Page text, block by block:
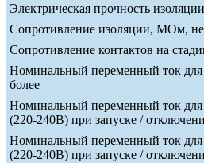
Электрическая прочность
Сопротивление изоляции, МОм,
Сопротивление контактов на
Номинальный переменный ток
более
Номинальный переменный ток для
(220-240В) при запуске /
Номинальный переменный ток для
(220-240В) при запуске /